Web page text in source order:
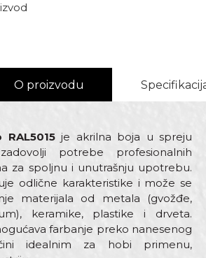
O proizvodu
je akrilna boja u spreju
potrebe profesionalnih
za spoljnu i unutrašnju upotrebu.
odlične karakteristike i može se
materijala od metala (gvožđe,
keramike, plastike i drveta.
farbanje preko nanesenog
idealnim za hobi primenu,